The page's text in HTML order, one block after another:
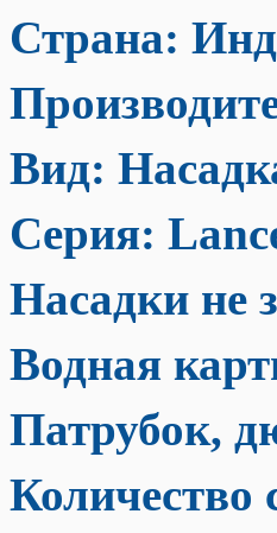
Страна:
Вид:
Серия: L
Насадки не
Водная
Патрубок,
Количество